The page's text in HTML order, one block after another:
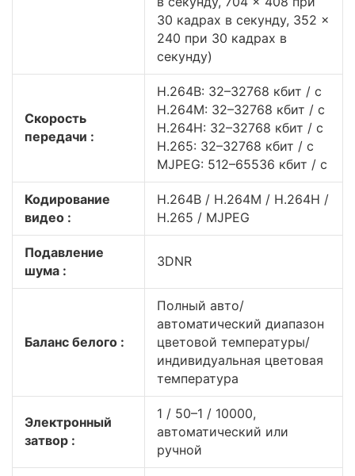
30 кадрах в секунду, 352 ×
240 при 30 кадрах в
секунду)
Скорость
передачи :
H.264B: 32–32768 кбит / с
H.264M: 32–32768 кбит / с
H.264H: 32–32768 кбит / с
H.265: 32–32768 кбит / с
MJPEG: 512–65536 кбит / с
Кодирование
видео :
H.264B / H.264M / H.264H /
H.265 / MJPEG
Подавление
шума :
3DNR
Баланс белого :
Полный авто/
автоматический диапазон
цветовой температуры/
индивидуальная цветовая
температура
Электронный
затвор :
1 / 50–1 / 10000,
автоматический или
ручной